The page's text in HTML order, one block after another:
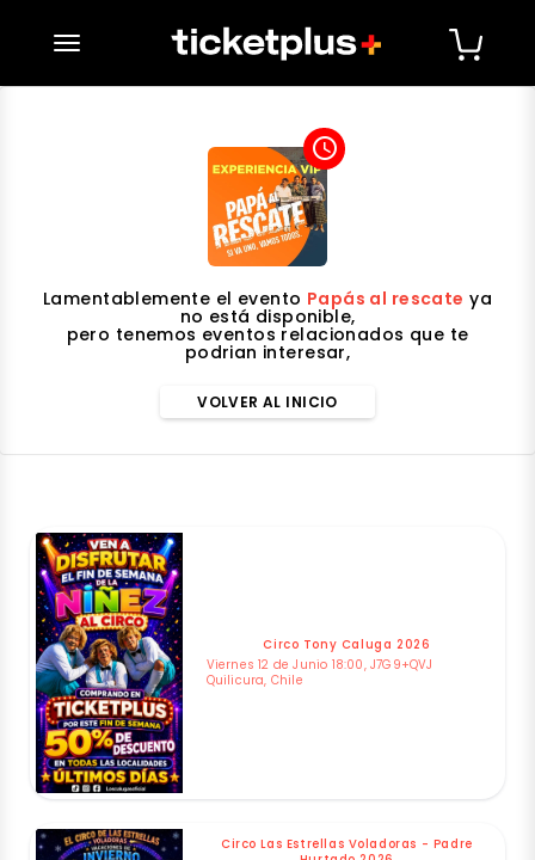
desplegar navegación
access_time
Lamentablemente el evento Papás al rescate ya
no está disponible,
pero tenemos eventos relacionados que te
podrian interesar,
VOLVER AL INICIO
Circo Tony Caluga 2026
Viernes 12 de Junio 18:00, J7G9+QVJ
Quilicura, Chile
Circo Las Estrellas Voladoras - Padre